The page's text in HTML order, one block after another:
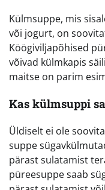
Külmsuppe, mis
või jogurt, on
Köögiviljapõhised
võivad külmkapis
maitse on parim
Kas külmsuppi
Üldiselt ei ole
suppe
pärast sulatamist
püreesuppe saab